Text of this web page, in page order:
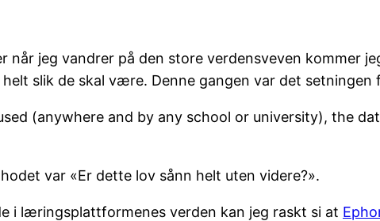
når jeg vandrer på den store verdensveven kommer
slik de skal være. Denne gangen var det setningen
(anywhere and by any school or university), the
var «Er dette lov sånn helt uten videre?».
i læringsplattformenes verden kan jeg raskt si at